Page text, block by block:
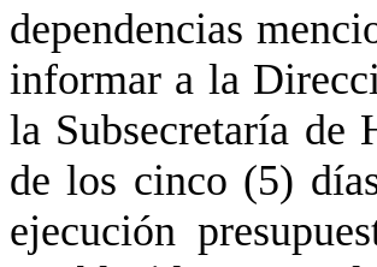
dependencias
informar a la
la Subsecretaría de
de los cinco (5)
ejecución